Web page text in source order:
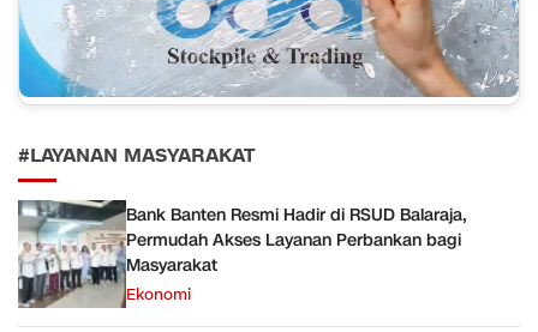
#LAYANAN MASYARAKAT
Bank Banten Resmi Hadir di RSUD Balaraja,
Permudah Akses Layanan Perbankan bagi
Masyarakat
Ekonomi